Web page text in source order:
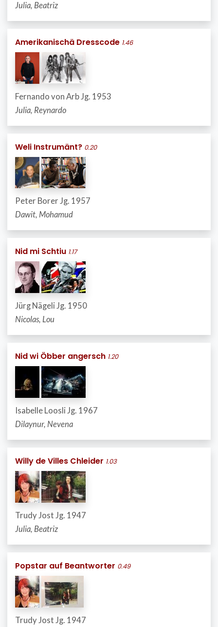
Julia, Beatriz
Amerikanischä Dresscode 1.46
Fernando von Arb Jg. 1953
Julia, Reynardo
Weli Instrumänt? 0.20
Peter Borer Jg. 1957
Dawit, Mohamud
Nid mi Schtiu 1.17
Jürg Nägeli Jg. 1950
Nicolas, Lou
Nid wi Öbber angersch 1.20
Isabelle Loosli Jg. 1967
Dilaynur, Nevena
Willy de Villes Chleider 1.03
Trudy Jost Jg. 1947
Julia, Beatriz
Popstar auf Beantworter 0.49
Trudy Jost Jg. 1947